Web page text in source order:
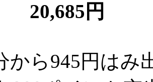
円
ら945円はみ